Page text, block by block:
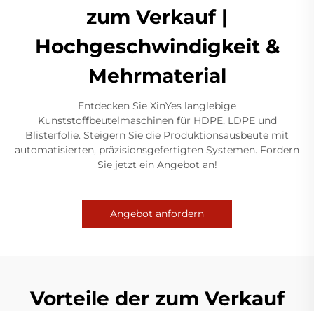
zum Verkauf |
Hochgeschwindigkeit &
Mehrmaterial
Entdecken Sie XinYes langlebige
Kunststoffbeutelmaschinen für HDPE, LDPE und
Blisterfolie. Steigern Sie die Produktionsausbeute mit
automatisierten, präzisionsgefertigten Systemen. Fordern
Sie jetzt ein Angebot an!
Angebot anfordern
Vorteile der zum Verkauf